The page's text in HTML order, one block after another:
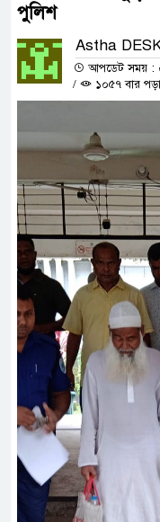
পুলিশ
Astha
আপডেট সময় :
/
১০৫৭ বার